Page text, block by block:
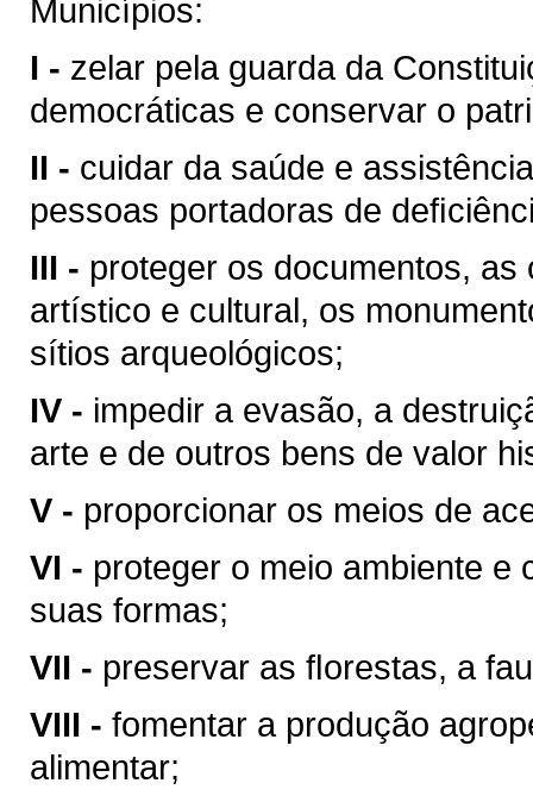
Municípios:
I - zelar pela guarda da
democráticas e conservar o
II - cuidar da saúde e
pessoas portadoras de
III - proteger os documentos,
artístico e cultural, os
sítios arqueológicos;
IV - impedir a evasão, a
arte e de outros bens de valor
V - proporcionar os meios de
VI - proteger o meio ambiente e
suas formas;
VII - preservar as ﬂorestas, a
VIII - fomentar a produção
alimentar;